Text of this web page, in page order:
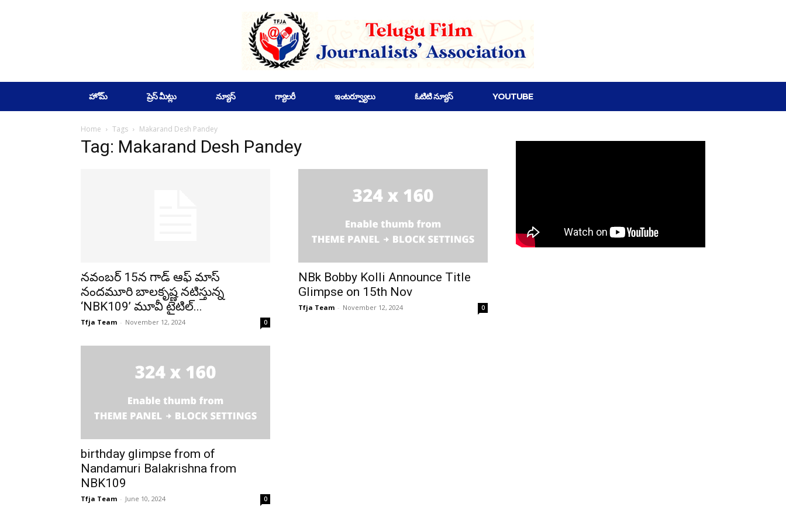
హోమ్ ప్రెస్ మీట్లు న్యూస్ గ్యాలరీ ఇంటర్వ్యూలు ఓటిటి న్యూస్ YOUTUBE
Home Tags Makarand Desh Pandey
Tag: Makarand Desh Pandey
నవంబర్ 15న గాడ్ ఆఫ్ మాస్
నందమూరి బాలకృష్ణ నటిస్తున్న
‘NBK109’ మూవీ టైటిల్...
Tfja Team - November 12, 2024 0
NBk Bobby Kolli Announce Title
Glimpse on 15th Nov
Tfja Team - November 12, 2024 0
birthday glimpse from of
Nandamuri Balakrishna from
NBK109
Tfja Team - June 10, 2024 0